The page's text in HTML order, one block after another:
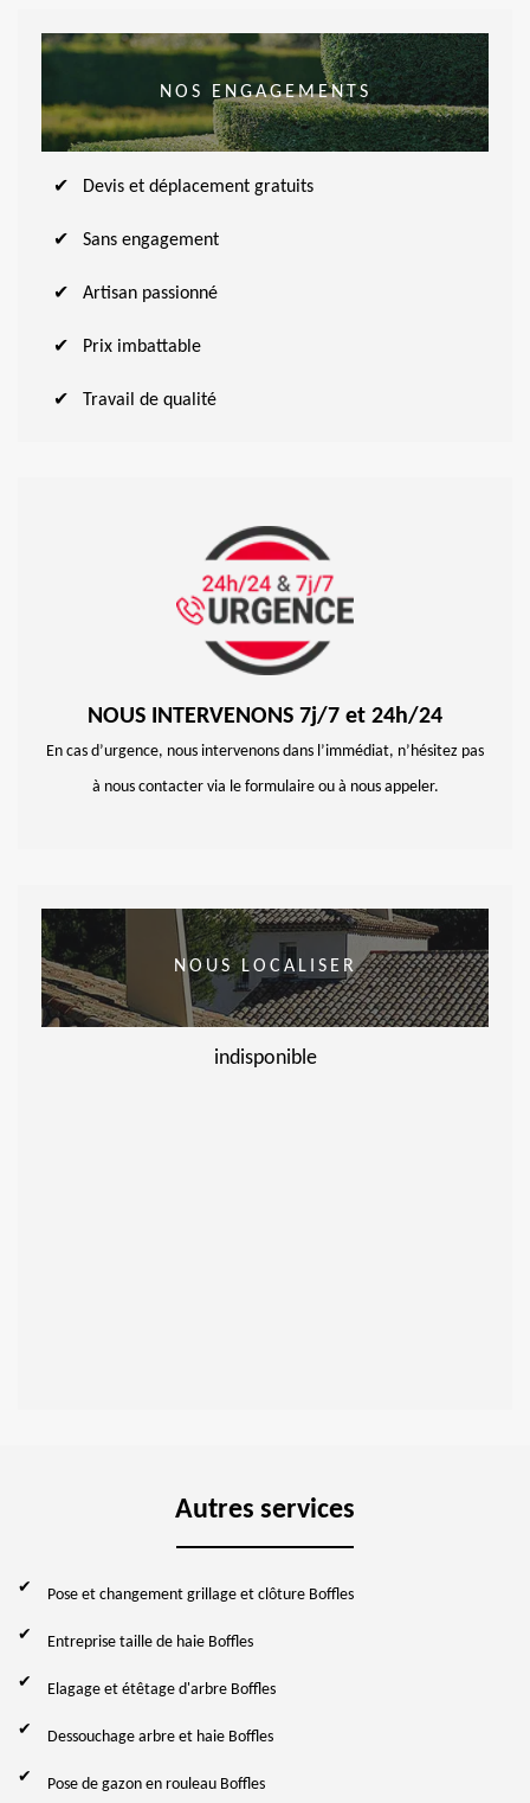
NOS ENGAGEMENTS
Devis et déplacement gratuits
Sans engagement
Artisan passionné
Prix imbattable
Travail de qualité
NOUS INTERVENONS 7j/7 et 24h/24
En cas d’urgence, nous intervenons dans l’immédiat, n’hésitez pas
à nous contacter via le formulaire ou à nous appeler.
NOUS LOCALISER
indisponible
Autres services
Pose et changement grillage et clôture Boffles
Entreprise taille de haie Boffles
Elagage et étêtage d'arbre Boffles
Dessouchage arbre et haie Boffles
Pose de gazon en rouleau Boffles